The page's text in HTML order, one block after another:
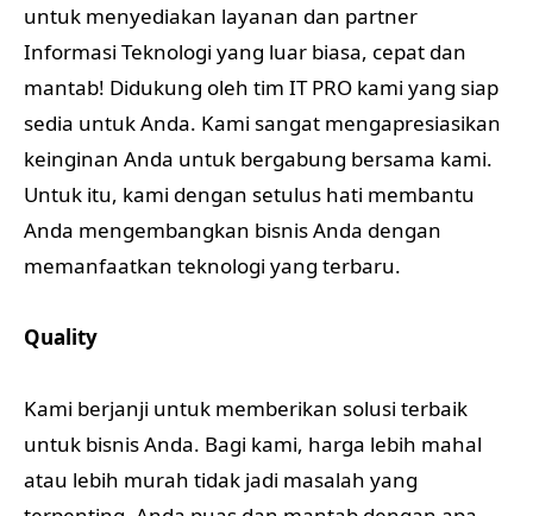
untuk menyediakan layanan dan partner
Informasi Teknologi yang luar biasa, cepat dan
mantab! Didukung oleh tim IT PRO kami yang siap
sedia untuk Anda. Kami sangat mengapresiasikan
keinginan Anda untuk bergabung bersama kami.
Untuk itu, kami dengan setulus hati membantu
Anda mengembangkan bisnis Anda dengan
memanfaatkan teknologi yang terbaru.
Quality
Kami berjanji untuk memberikan solusi terbaik
untuk bisnis Anda. Bagi kami, harga lebih mahal
atau lebih murah tidak jadi masalah yang